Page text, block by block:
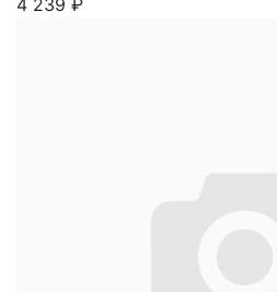
4 239 ₽